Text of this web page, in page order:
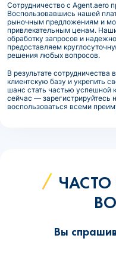
Сотрудничество с Agent.aero
Воспользовавшись нашей
рыночным предложениям и
привлекательным ценам.
обработку запросов и
предоставляем
решения любых вопросов.
В результате
клиентскую базу и укрепить
шанс стать частью успешной
сейчас — зарегистрируйтесь
воспользоваться всеми
Вы